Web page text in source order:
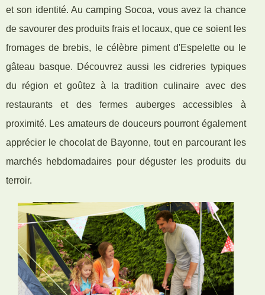
et son identité. Au camping Socoa, vous avez la chance
de savourer des produits frais et locaux, que ce soient les
fromages de brebis, le célèbre piment d'Espelette ou le
gâteau basque. Découvrez aussi les cidreries typiques
du région et goûtez à la tradition culinaire avec des
restaurants et des fermes auberges accessibles à
proximité. Les amateurs de douceurs pourront également
apprécier le chocolat de Bayonne, tout en parcourant les
marchés hebdomadaires pour déguster les produits du
terroir.